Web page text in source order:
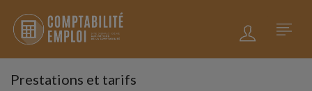
Prestations et tarifs